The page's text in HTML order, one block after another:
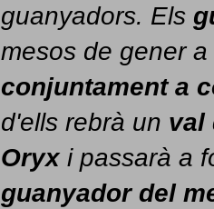
guanyadors. Els
conjuntament a
d'ells rebrà un val
Oryx i passarà a
guanyador del